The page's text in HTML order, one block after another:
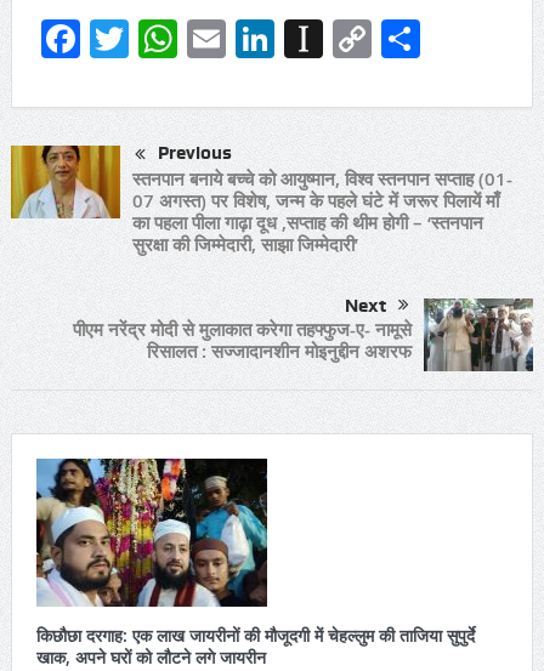
Facebook
Twitter
WhatsApp
EmailLinkedIn
Instapaper
CopyShare
Previous
स्तनपान बनाये बच्चे को आयुष्मान, विश्व स्तनपान सप्ताह (01-
07 अगस्त) पर विशेष, जन्म के पहले घंटे में जरूर पिलायें माँ
का पहला पीला गाढ़ा दूध ,सप्ताह की थीम होगी – ‘स्तनपान
सुरक्षा की जिम्मेदारी, साझा जिम्मेदारी’
Next
पीएम नरेंद्र मोदी से मुलाकात करेगा तहफ्फुज-ए- नामूसे
रिसालत : सज्जादानशीन मोइनुद्दीन अशरफ
किछौछा दरगाह: एक लाख जायरीनों की मौजूदगी में चेहल्लुम की ताजिया सुपुर्दे
खाक, अपने घरों को लौटने लगे जायरीन